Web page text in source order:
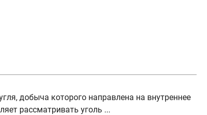
добыча которого направлена на внутреннее
рассматривать уголь ...